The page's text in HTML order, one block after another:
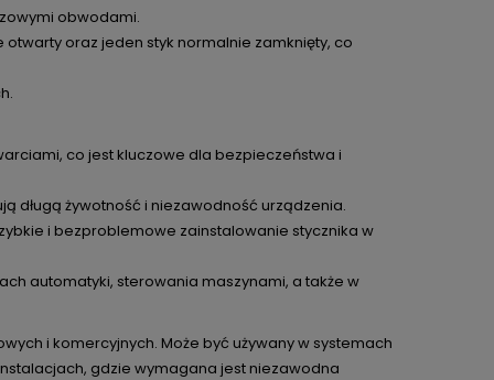
obwodami.
otwarty oraz jeden styk normalnie zamknięty, co
co jest kluczowe dla bezpieczeństwa i
długą żywotność i niezawodność urządzenia.
i bezproblemowe zainstalowanie stycznika w
automatyki, sterowania maszynami, a także w
i komercyjnych. Może być używany w systemach
gdzie wymagana jest niezawodna